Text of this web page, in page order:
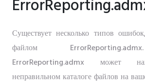
Существует несколько типов
файлом
ErrorReporting.admx может
неправильном каталоге файлов на